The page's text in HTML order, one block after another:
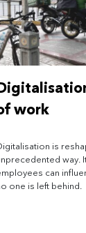
work
is
way.
can
one is left behind.